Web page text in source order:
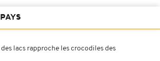
lacs rapproche les crocodiles des